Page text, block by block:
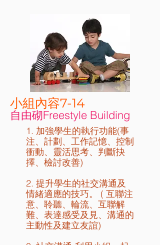
​小組內容7-14
自由砌Freestyle Building
1. 加強學生的執行功能(事
注、計劃、工作記憶、控制
衝動、靈活思考、判斷抉
擇、檢討改善)
2. 提升學生的社交溝通及
情緒適應的技巧。 ( 互聯注
意、聆聽、輪流、互聯解
難、表達感受及見、溝通的
主動性及建立友誼)